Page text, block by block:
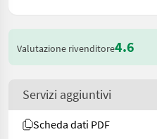
Valutazione rivenditore4.6
Servizi aggiuntivi
Scheda dati PDF